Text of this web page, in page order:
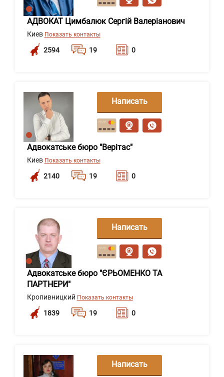
АДВОКАТ Цимбалюк Сергій Валеріанович
Киев Показать контакты
2594 19 0
Адвокатське бюро "Верітас"
Киев Показать контакты
2140 19 0
Написать
сообщение
Адвокатське бюро "ЄРЬОМЕНКО ТА
ПАРТНЕРИ"
Кропивницкий Показать контакты
1839 19 0
Написать
сообщение
Написать